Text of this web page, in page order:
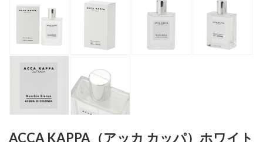
ACCA KAPPA（アッカ カッパ）ホワイト